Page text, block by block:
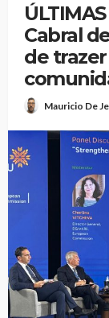
Cabral
de
Mauricio De